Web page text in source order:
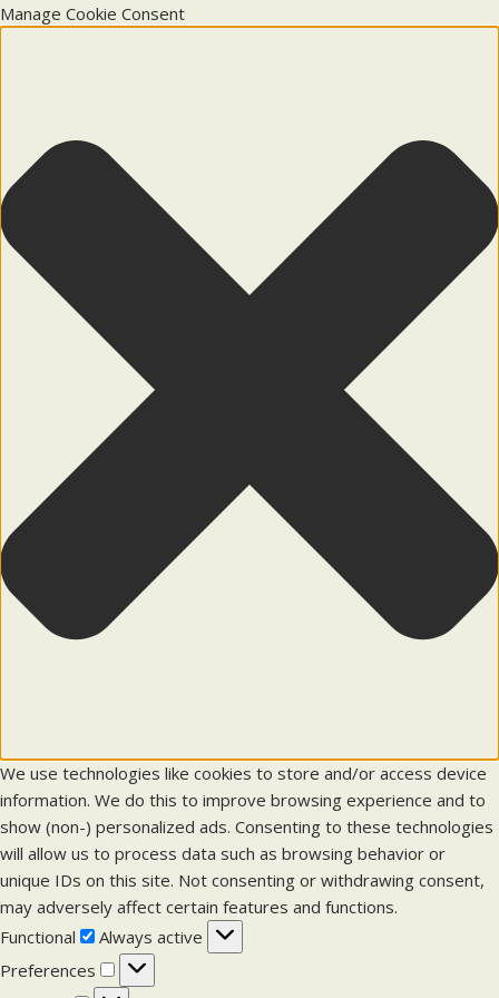
Manage Cookie Consent
We use technologies like cookies to store and/or access device
information. We do this to improve browsing experience and to
show (non-) personalized ads. Consenting to these technologies
will allow us to process data such as browsing behavior or
unique IDs on this site. Not consenting or withdrawing consent,
may adversely affect certain features and functions.
Functional
F
u
n
Always active
Preferences
P
r